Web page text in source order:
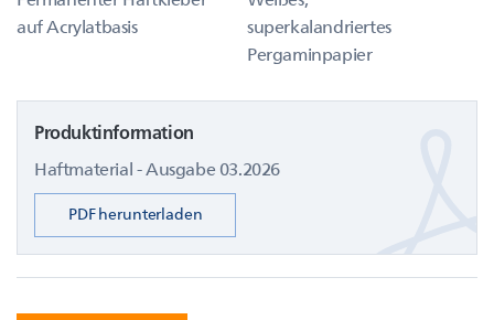
auf Acrylatbasis
superkalandriertes
Pergaminpapier
Produktinformation
Haftmaterial - Ausgabe 03.2026
PDF herunterladen